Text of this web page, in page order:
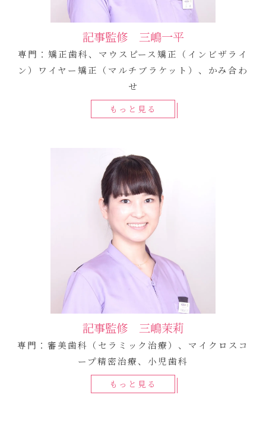
記事監修 三嶋一平
専門：矯正歯科、マウスピース矯正（インビザライ
ン）ワイヤー矯正（マルチブラケット）、かみ合わ
せ
もっと見る
記事監修 三嶋茉莉
専門：審美歯科（セラミック治療）、マイクロスコ
ープ精密治療、小児歯科
もっと見る